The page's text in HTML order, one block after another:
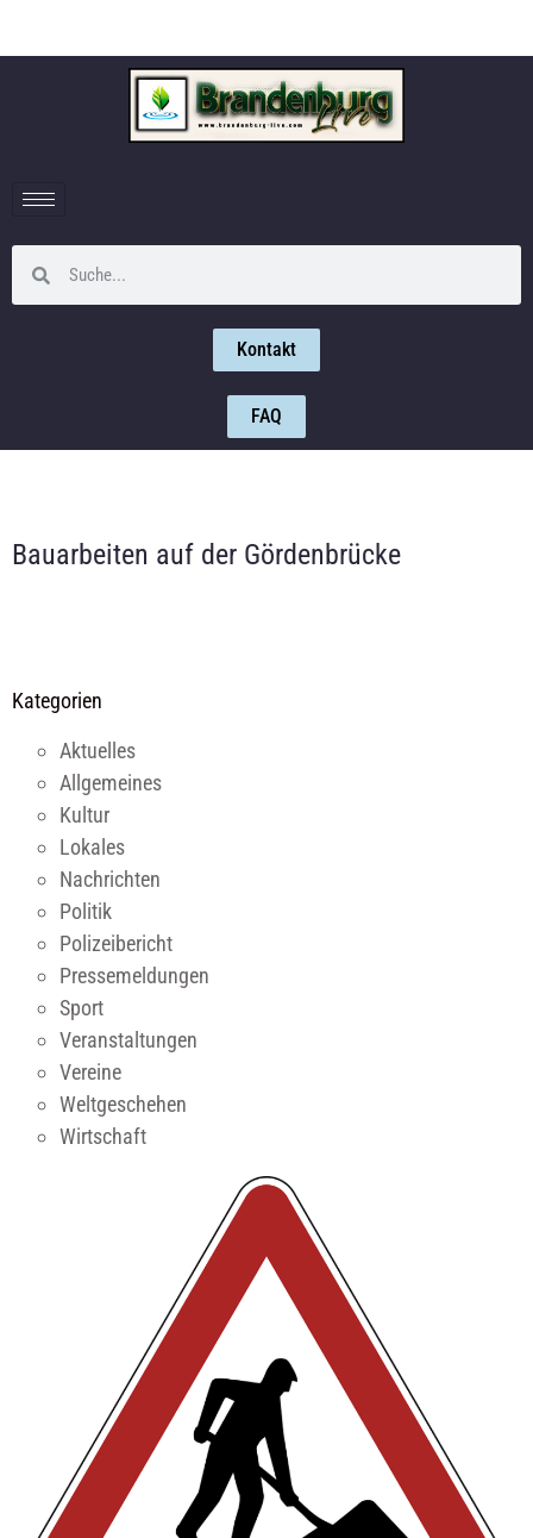
Kontakt
FAQ
Bauarbeiten auf der Gördenbrücke
Kategorien
Aktuelles
Allgemeines
Kultur
Lokales
Nachrichten
Politik
Polizeibericht
Pressemeldungen
Sport
Veranstaltungen
Vereine
Weltgeschehen
Wirtschaft